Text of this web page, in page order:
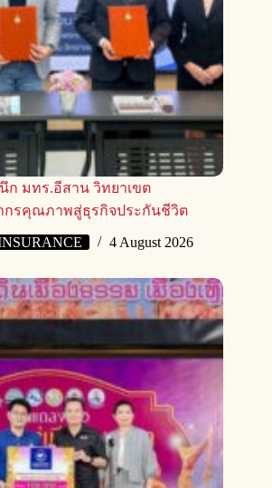
ก มทร.อีสาน วิทยาเขต
รคุณภาพสู่ธุรกิจประกันชีวิต
4 August 2026